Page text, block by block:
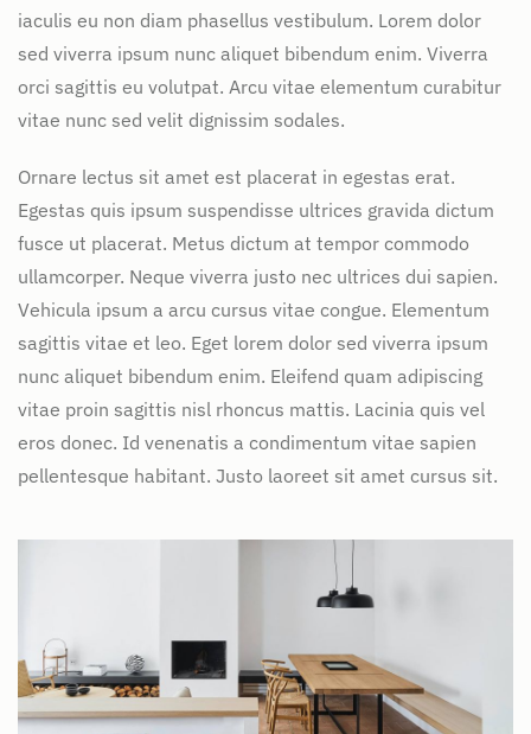
iaculis eu non diam phasellus vestibulum. Lorem dolor
sed viverra ipsum nunc aliquet bibendum enim. Viverra
orci sagittis eu volutpat. Arcu vitae elementum curabitur
vitae nunc sed velit dignissim sodales.
Ornare lectus sit amet est placerat in egestas erat.
Egestas quis ipsum suspendisse ultrices gravida dictum
fusce ut placerat. Metus dictum at tempor commodo
ullamcorper. Neque viverra justo nec ultrices dui sapien.
Vehicula ipsum a arcu cursus vitae congue. Elementum
sagittis vitae et leo. Eget lorem dolor sed viverra ipsum
nunc aliquet bibendum enim. Eleifend quam adipiscing
vitae proin sagittis nisl rhoncus mattis. Lacinia quis vel
eros donec. Id venenatis a condimentum vitae sapien
pellentesque habitant. Justo laoreet sit amet cursus sit.